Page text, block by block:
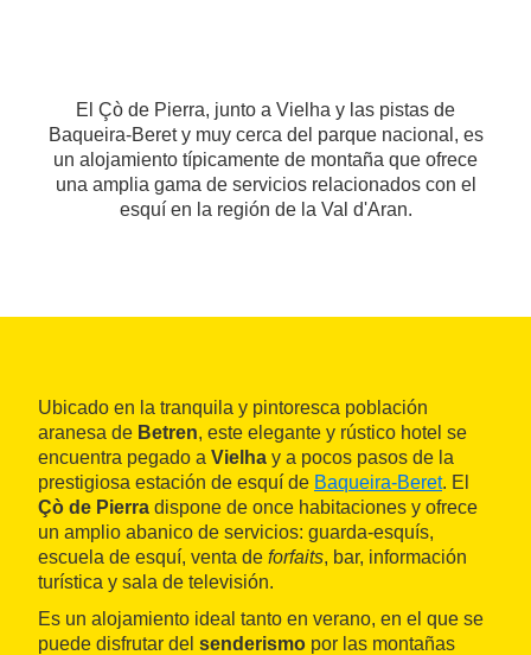
El Çò de Pierra, junto a Vielha y las pistas de
Baqueira-Beret y muy cerca del parque nacional, es
un alojamiento típicamente de montaña que ofrece
una amplia gama de servicios relacionados con el
esquí en la región de la Val d'Aran.
Ubicado en la tranquila y pintoresca población
aranesa de Betren, este elegante y rústico hotel se
encuentra pegado a Vielha y a pocos pasos de la
prestigiosa estación de esquí de Baqueira-Beret. El
Çò de Pierra dispone de once habitaciones y ofrece
un amplio abanico de servicios: guarda-esquís,
escuela de esquí, venta de forfaits, bar, información
turística y sala de televisión.
Es un alojamiento ideal tanto en verano, en el que se
puede disfrutar del senderismo por las montañas